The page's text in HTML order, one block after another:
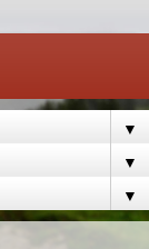
▼
▼
▼